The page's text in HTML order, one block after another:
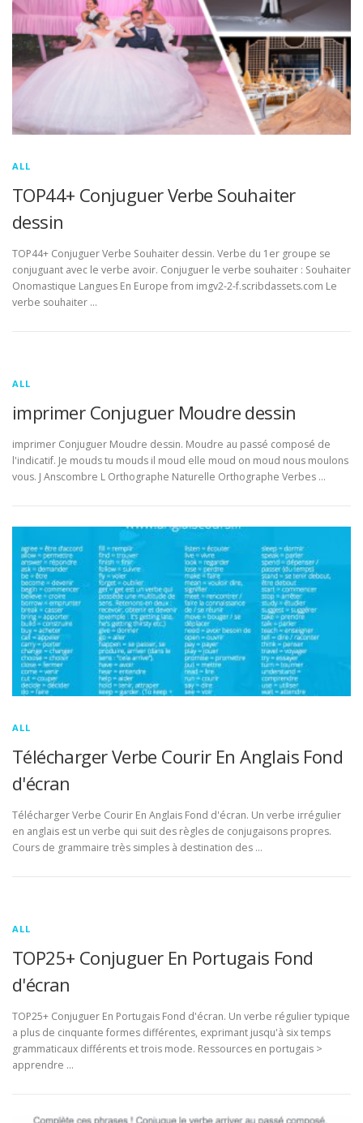
ALL
TOP44+ Conjuguer Verbe Souhaiter
dessin
TOP44+ Conjuguer Verbe Souhaiter dessin. Verbe du 1er groupe se
conjuguant avec le verbe avoir. Conjuguer le verbe souhaiter : Souhaiter
Onomastique Langues En Europe from imgv2-2-f.scribdassets.com Le
verbe souhaiter …
ALL
imprimer Conjuguer Moudre dessin
imprimer Conjuguer Moudre dessin. Moudre au passé composé de
l'indicatif. Je mouds tu mouds il moud elle moud on moud nous moulons
vous. J Anscombre L Orthographe Naturelle Orthographe Verbes …
ALL
Télécharger Verbe Courir En Anglais Fond
d'écran
Télécharger Verbe Courir En Anglais Fond d'écran. Un verbe irrégulier
en anglais est un verbe qui suit des règles de conjugaisons propres.
Cours de grammaire très simples à destination des …
ALL
TOP25+ Conjuguer En Portugais Fond
d'écran
TOP25+ Conjuguer En Portugais Fond d'écran. Un verbe régulier typique
a plus de cinquante formes différentes, exprimant jusqu'à six temps
grammaticaux différents et trois mode. Ressources en portugais >
apprendre …